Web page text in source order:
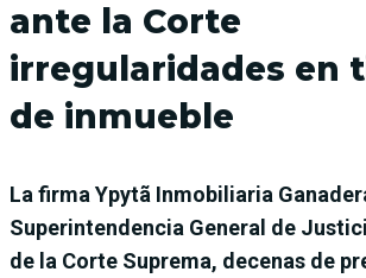
ante la Corte
irregularidades en
de inmueble
La firma Ypytã Inmobiliaria
Superintendencia General de
de la Corte Suprema, decenas de